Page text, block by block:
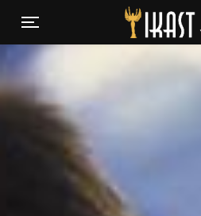
Toggle navigation
Ikast Bio